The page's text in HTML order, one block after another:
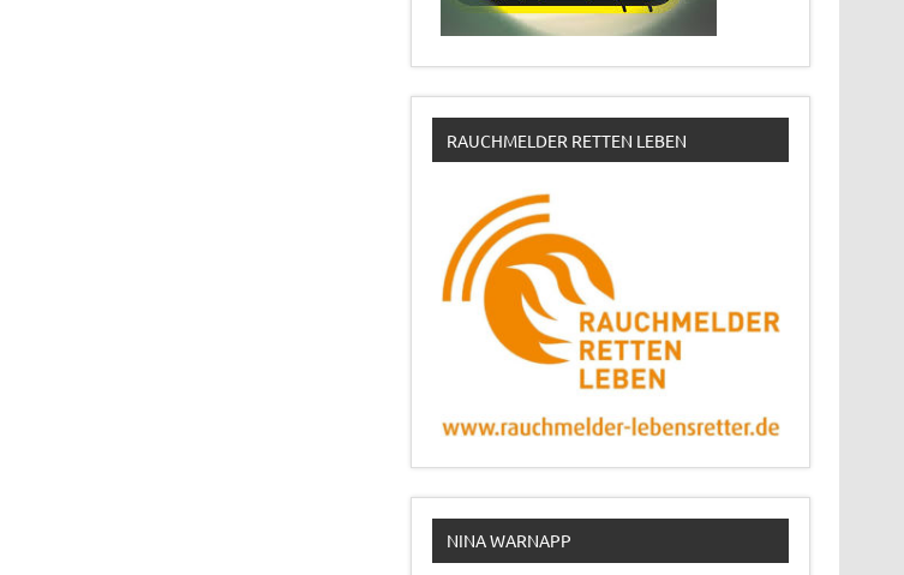
RAUCHMELDER RETTEN LEBEN
NINA WARNAPP